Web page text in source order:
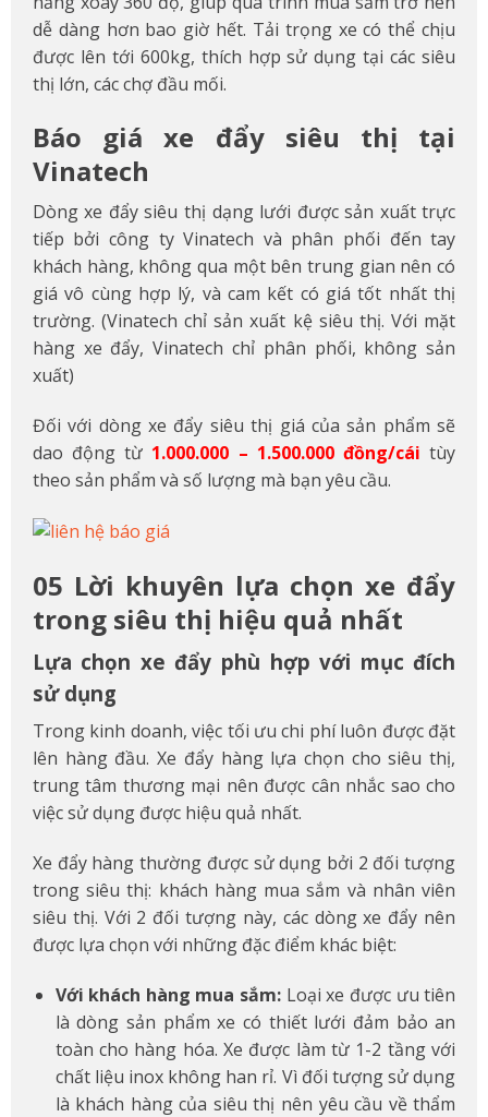
dễ dàng hơn bao giờ hết. Tải trọng xe có thể chịu
được lên tới 600kg, thích hợp sử dụng tại các siêu
thị lớn, các chợ đầu mối.
Báo giá xe đẩy siêu thị tại
Vinatech
Dòng xe đẩy siêu thị dạng lưới được sản xuất trực
tiếp bởi công ty Vinatech và phân phối đến tay
khách hàng, không qua một bên trung gian nên có
giá vô cùng hợp lý, và cam kết có giá tốt nhất thị
trường. (Vinatech chỉ sản xuất kệ siêu thị. Với mặt
hàng xe đẩy, Vinatech chỉ phân phối, không sản
xuất)
Đối với dòng xe đẩy siêu thị giá của sản phẩm sẽ
dao động từ 1.000.000 – 1.500.000 đồng/cái tùy
theo sản phẩm và số lượng mà bạn yêu cầu.
05 Lời khuyên lựa chọn xe đẩy
trong siêu thị hiệu quả nhất
Lựa chọn xe đẩy phù hợp với mục đích
sử dụng
Trong kinh doanh, việc tối ưu chi phí luôn được đặt
lên hàng đầu. Xe đẩy hàng lựa chọn cho siêu thị,
trung tâm thương mại nên được cân nhắc sao cho
việc sử dụng được hiệu quả nhất.
Xe đẩy hàng thường được sử dụng bởi 2 đối tượng
trong siêu thị: khách hàng mua sắm và nhân viên
siêu thị. Với 2 đối tượng này, các dòng xe đẩy nên
được lựa chọn với những đặc điểm khác biệt:
Với khách hàng mua sắm: Loại xe được ưu tiên
là dòng sản phẩm xe có thiết lưới đảm bảo an
toàn cho hàng hóa. Xe được làm từ 1-2 tầng với
chất liệu inox không han rỉ. Vì đối tượng sử dụng
là khách hàng của siêu thị nên yêu cầu về thẩm